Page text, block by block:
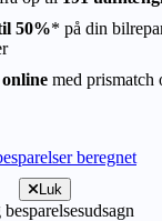
50%* på din
med prismatch
beregnet
Luk